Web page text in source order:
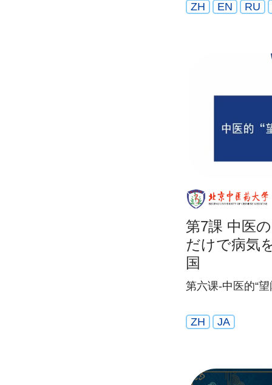
ZH EN RU
第7課 中医
だけで病気
国
第六课-中医的“
ZH JA